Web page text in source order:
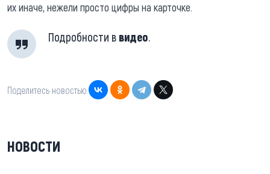
их иначе, нежели просто цифры на карточке.
Подробности в видео.
Поделитесь новостью:
НОВОСТИ